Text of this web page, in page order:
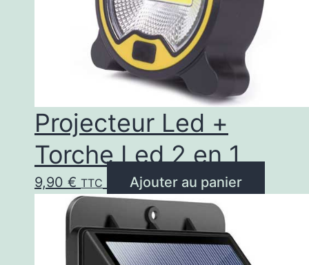
Projecteur Led +
Torche Led 2 en 1
9,90 € TTC Ajouter au panier